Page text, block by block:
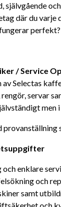
självgående
där du
/ Service
Selectas
servar
men
och enklare
och
samt